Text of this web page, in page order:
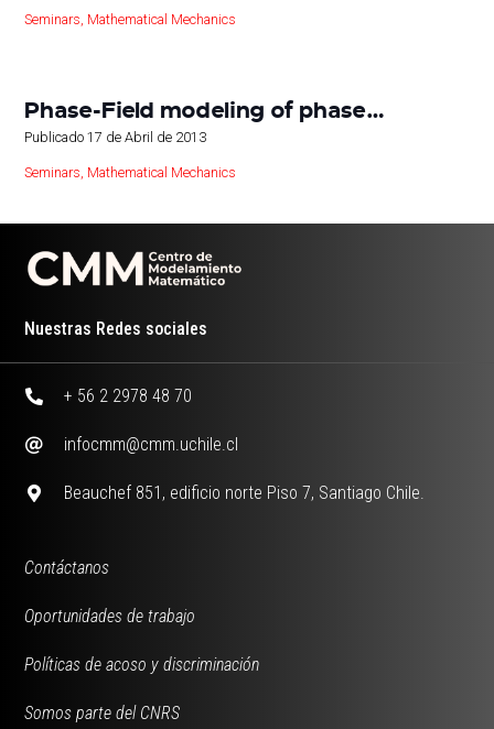
Seminars Mathematical Mechanics
Phase-Field modeling of phase…
Publicado17 de Abril de 2013
Seminars, Mathematical Mechanics
Nuestras Redes sociales
+ 56 2 2978 48 70
infocmm@cmm.uchile.cl
Beauchef 851, edificio norte Piso 7, Santiago Chile.
Contáctanos
Oportunidades de trabajo
Políticas de acoso y discriminación
Somos parte del CNRS